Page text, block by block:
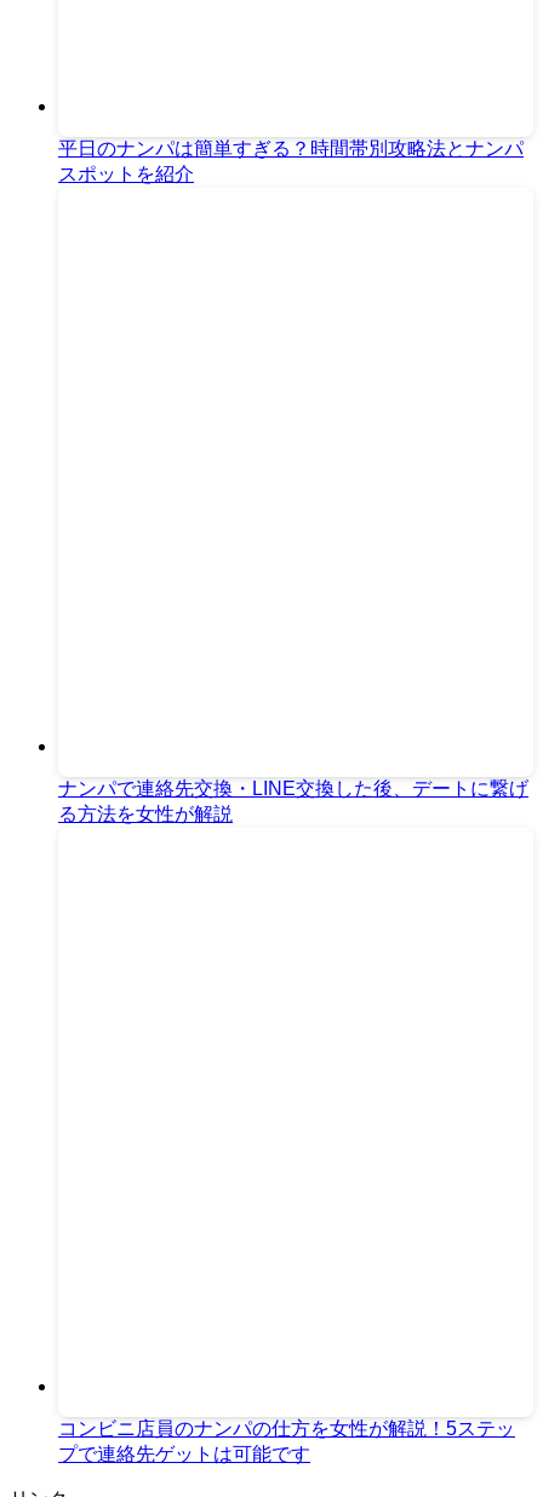
平日のナンパは簡単すぎる？時間帯別攻略法とナンパ
スポットを紹介
ナンパで連絡先交換・LINE交換した後、デートに繋げ
る方法を女性が解説
コンビニ店員のナンパの仕方を女性が解説！5ステッ
プで連絡先ゲットは可能です